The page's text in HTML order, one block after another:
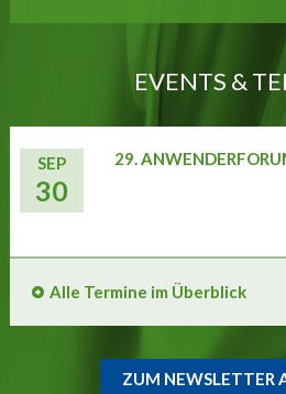
EVENTS &
SEP
30
29.
Alle Termine im Überblick
ZUM NEWSLETTER